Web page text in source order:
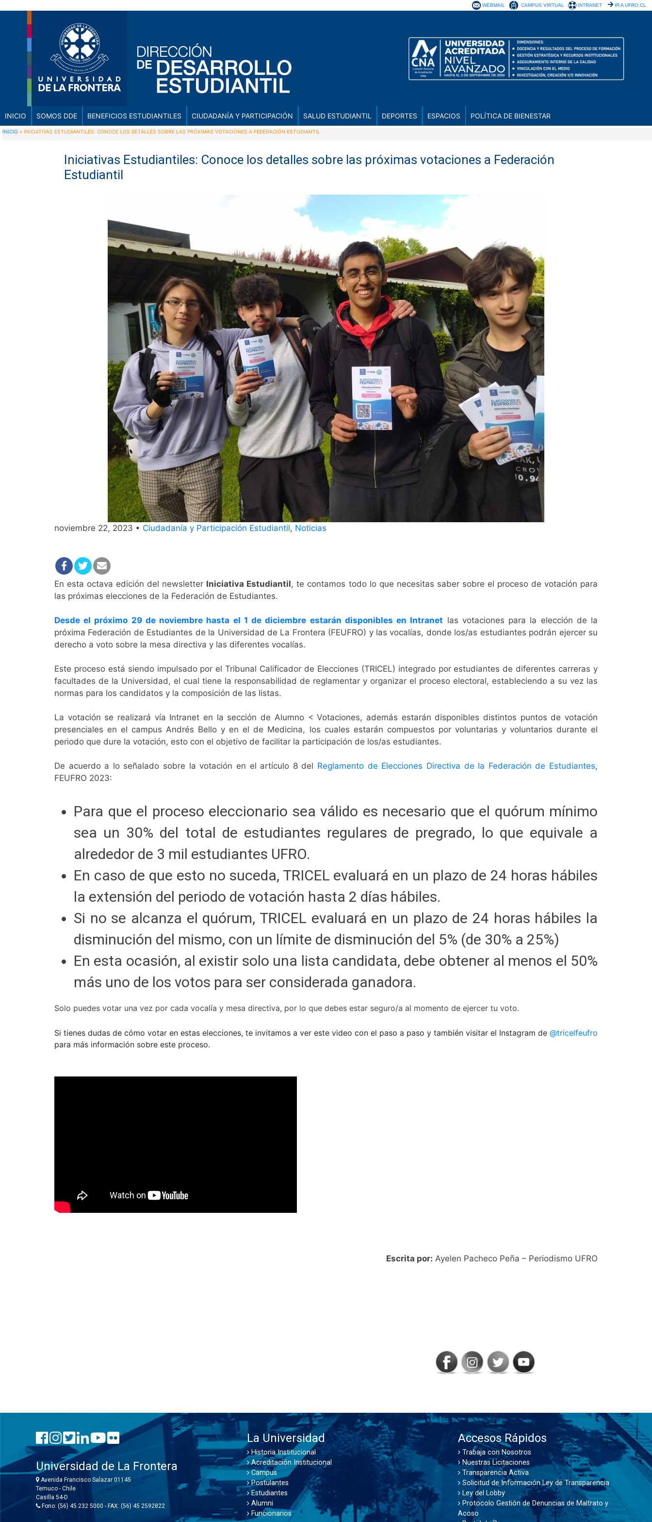
WEBMAIL CAMPUS VIRTUAL INTRANET IR A UFRO.CL
INICIO SOMOS DDE BENEFICIOS ESTUDIANTILES CIUDADANÍA Y PARTICIPACIÓN SALUD ESTUDIANTIL DEPORTES ESPACIOS POLÍTICA DE BIENESTAR
INICIO » INICIATIVAS ESTUDIANTILES: CONOCE LOS DETALLES SOBRE LAS PRÓXIMAS VOTACIONES A FEDERACIÓN ESTUDIANTIL
Iniciativas Estudiantiles: Conoce los detalles sobre las próximas votaciones a Federación
Estudiantil
noviembre 22, 2023 • Ciudadanía y Participación Estudiantil, Noticias
En esta octava edición del newsletter Iniciativa Estudiantil, te contamos todo lo que necesitas saber sobre el proceso de votación para
las próximas elecciones de la Federación de Estudiantes.
Desde el próximo 29 de noviembre hasta el 1 de diciembre estarán disponibles en Intranet las votaciones para la elección de la
próxima Federación de Estudiantes de la Universidad de La Frontera (FEUFRO) y las vocalías, donde los/as estudiantes podrán ejercer su
derecho a voto sobre la mesa directiva y las diferentes vocalías.
Este proceso está siendo impulsado por el Tribunal Calificador de Elecciones (TRICEL) integrado por estudiantes de diferentes carreras y
facultades de la Universidad, el cual tiene la responsabilidad de reglamentar y organizar el proceso electoral, estableciendo a su vez las
normas para los candidatos y la composición de las listas.
La votación se realizará vía Intranet en la sección de Alumno < Votaciones, además estarán disponibles distintos puntos de votación
presenciales en el campus Andrés Bello y en el de Medicina, los cuales estarán compuestos por voluntarias y voluntarios durante el
periodo que dure la votación, esto con el objetivo de facilitar la participación de los/as estudiantes.
De acuerdo a lo señalado sobre la votación en el artículo 8 del Reglamento de Elecciones Directiva de la Federación de Estudiantes,
FEUFRO 2023:
Para que el proceso eleccionario sea válido es necesario que el quórum mínimo
sea un 30% del total de estudiantes regulares de pregrado, lo que equivale a
alrededor de 3 mil estudiantes UFRO.
En caso de que esto no suceda, TRICEL evaluará en un plazo de 24 horas hábiles
la extensión del periodo de votación hasta 2 días hábiles.
Si no se alcanza el quórum, TRICEL evaluará en un plazo de 24 horas hábiles la
disminución del mismo, con un límite de disminución del 5% (de 30% a 25%)
En esta ocasión, al existir solo una lista candidata, debe obtener al menos el 50%
más uno de los votos para ser considerada ganadora.
Solo puedes votar una vez por cada vocalía y mesa directiva, por lo que debes estar seguro/a al momento de ejercer tu voto.
Si tienes dudas de cómo votar en estas elecciones, te invitamos a ver este video con el paso a paso y también visitar el Instagram de @tricelfeufro
para más información sobre este proceso.
Escrita por: Ayelen Pacheco Peña – Periodismo UFRO
Universidad de La Frontera
Avenida Francisco Salazar 01145
Temuco - Chile
Casilla 54-D
Fono: (56) 45 232 5000 - FAX: (56) 45 2592822
La Universidad
Historia Institucional
Acreditación Institucional
Campus
Postulantes
Estudiantes
Alumni
Funcionarios
Accesos Rápidos
Trabaja con Nosotros
Nuestras Licitaciones
Transparencia Activa
Solicitud de Información Ley de Transparencia
Ley del Lobby
Protocolo Gestión de Denuncias de Maltrato y
Acoso